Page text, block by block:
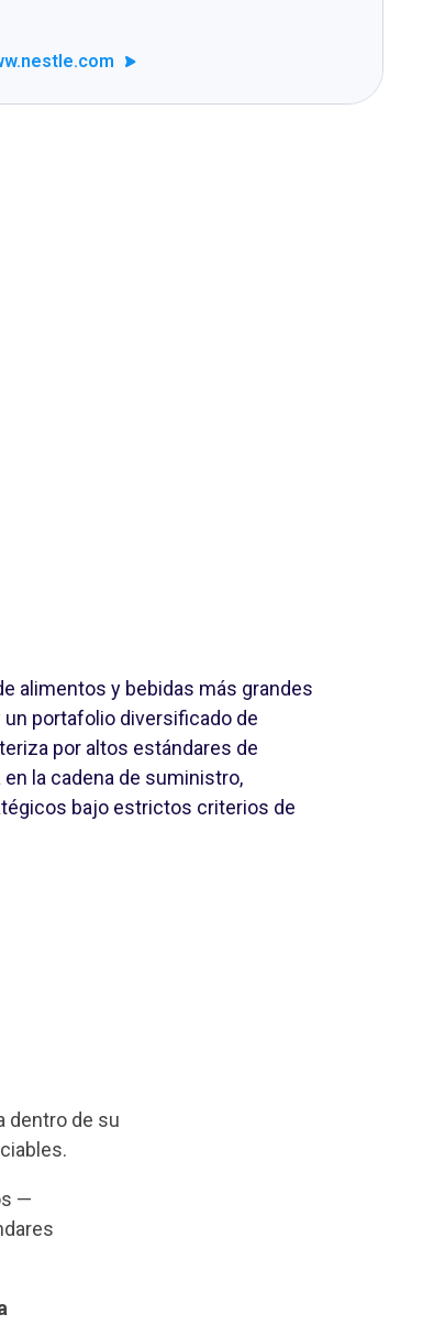
alimentos y bebidas más grandes
portafolio diversificado de
por altos estándares de
la cadena de suministro,
bajo estrictos criterios de
dentro de su
—